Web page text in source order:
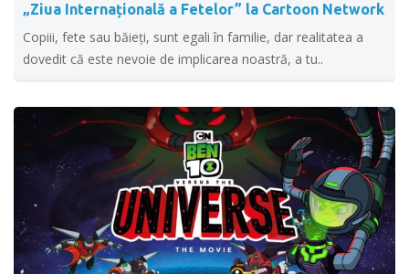
„Ziua Internațională a Fetelor” la Cartoon Network
Copiii, fete sau băieți, sunt egali în familie, dar realitatea a
dovedit că este nevoie de implicarea noastră, a tu..